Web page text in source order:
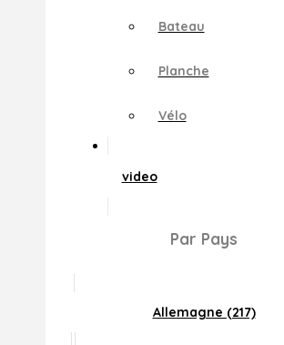
Bateau
Planche
Vélo
video
Par Pays
Allemagne (217)